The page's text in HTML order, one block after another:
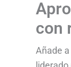
con
Añade